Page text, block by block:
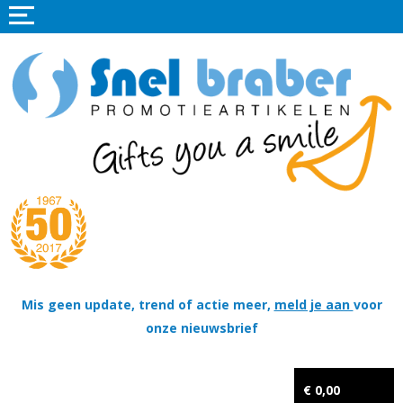
Mis geen update, trend of actie meer, meld je aan voor
onze nieuwsbrief
€ 0,00
Home
Promotieartikelen
Tassen
Thema's